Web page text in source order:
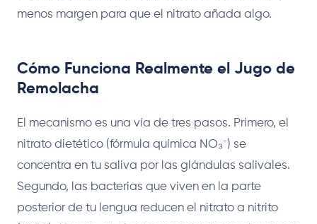
menos margen para que el nitrato añada algo.
Cómo Funciona Realmente el Jugo de
Remolacha
El mecanismo es una vía de tres pasos. Primero, el
nitrato dietético (fórmula química NO₃⁻) se
concentra en tu saliva por las glándulas salivales.
Segundo, las bacterias que viven en la parte
posterior de tu lengua reducen el nitrato a nitrito